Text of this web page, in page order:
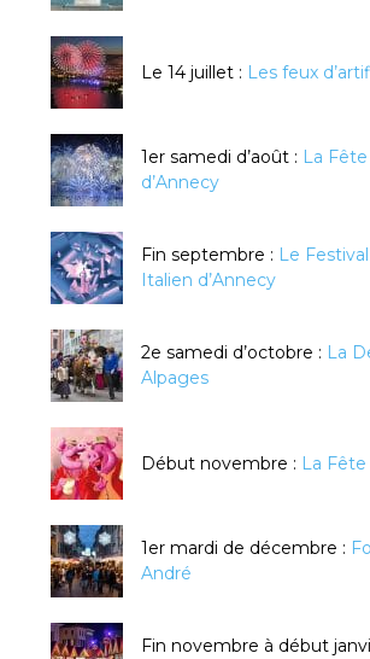
Le 14 juillet : Les feux
1er samedi d’août : La
d’Annecy
Fin septembre : Le
Italien d’Annecy
2e samedi d’octobre : La
Alpages
Début novembre : La
1er mardi de décembre :
André
Fin novembre à début